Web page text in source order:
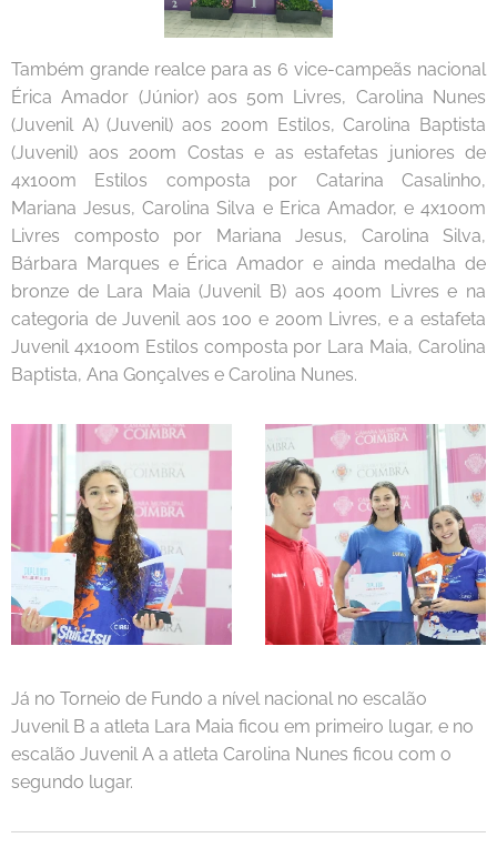
Também grande realce para as 6 vice-campeãs nacional
Érica Amador (Júnior) aos 50m Livres, Carolina Nunes
(Juvenil A) (Juvenil) aos 200m Estilos, Carolina Baptista
(Juvenil) aos 200m Costas e as estafetas juniores de
4x100m Estilos composta por Catarina Casalinho,
Mariana Jesus, Carolina Silva e Erica Amador, e 4x100m
Livres composto por Mariana Jesus, Carolina Silva,
Bárbara Marques e Érica Amador e ainda medalha de
bronze de Lara Maia (Juvenil B) aos 400m Livres e na
categoria de Juvenil aos 100 e 200m Livres, e a estafeta
Juvenil 4x100m Estilos composta por Lara Maia, Carolina
Baptista, Ana Gonçalves e Carolina Nunes.
Já no Torneio de Fundo a nível nacional no escalão
Juvenil B a atleta Lara Maia ficou em primeiro lugar, e no
escalão Juvenil A a atleta Carolina Nunes ficou com o
segundo lugar.